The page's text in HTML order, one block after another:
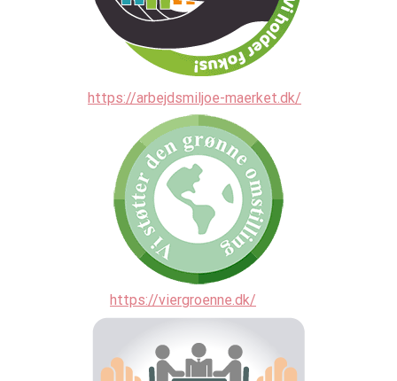
https://arbejdsmiljoe-maerket.dk/
https://viergroenne.dk/